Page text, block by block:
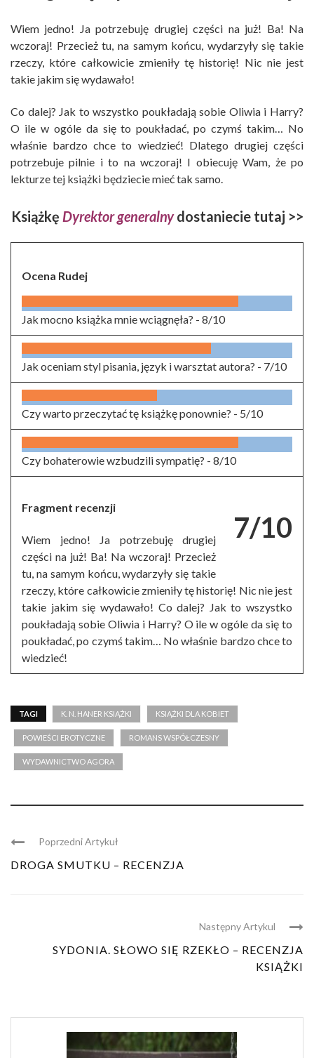
Wiem jedno! Ja potrzebuję drugiej części na już! Ba! Na
wczoraj! Przecież tu, na samym końcu, wydarzyły się takie
rzeczy, które całkowicie zmieniły tę historię! Nic nie jest
takie jakim się wydawało!
Co dalej? Jak to wszystko poukładają sobie Oliwia i Harry?
O ile w ogóle da się to poukładać, po czymś takim… No
właśnie bardzo chce to wiedzieć! Dlatego drugiej części
potrzebuje pilnie i to na wczoraj! I obiecuję Wam, że po
lekturze tej książki będziecie mieć tak samo.
Książkę Dyrektor generalnydostaniecie tutaj >>
Ocena Rudej
Jak mocno książka mnie wciągnęła? - 8/10
Jak oceniam styl pisania, język i warsztat autora? - 7/10
Czy warto przeczytać tę książkę ponownie? - 5/10
Czy bohaterowie wzbudzili sympatię? - 8/10
7/10
Fragment recenzji
Wiem jedno! Ja potrzebuję drugiej
części na już! Ba! Na wczoraj! Przecież
tu, na samym końcu, wydarzyły się takie
rzeczy, które całkowicie zmieniły tę historię! Nic nie jest
takie jakim się wydawało! Co dalej? Jak to wszystko
poukładają sobie Oliwia i Harry? O ile w ogóle da się to
poukładać, po czymś takim… No właśnie bardzo chce to
wiedzieć!
TAGI K. N. HANER KSIĄŻKI KSIĄŻKI DLA KOBIET
POWIEŚCI EROTYCZNE ROMANS WSPÓŁCZESNY
WYDAWNICTWO AGORA
Poprzedni Artykuł
DROGA SMUTKU – RECENZJA
Następny Artykul
SYDONIA. SŁOWO SIĘ RZEKŁO – RECENZJA
KSIĄŻKI